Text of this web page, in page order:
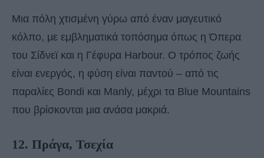
Μια πόλη χτισμένη γύρω από έναν μαγευτικό
κόλπο, με εμβληματικά τοπόσημα όπως η Όπερα
του Σίδνεϊ και η Γέφυρα Harbour. Ο τρόπος ζωής
είναι ενεργός, η φύση είναι παντού – από τις
παραλίες Bondi και Manly, μέχρι τα Blue Mountains
που βρίσκονται μια ανάσα μακριά.
12. Πράγα, Τσεχία